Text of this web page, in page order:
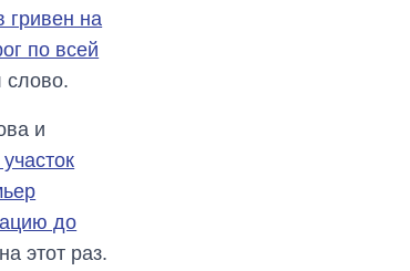
гривен на
по всей
слово.
и
до
этот раз.